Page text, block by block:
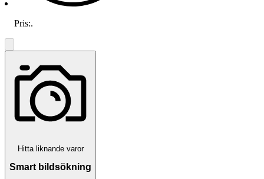
Pris:.
Hitta liknande varor
Smart bildsökning